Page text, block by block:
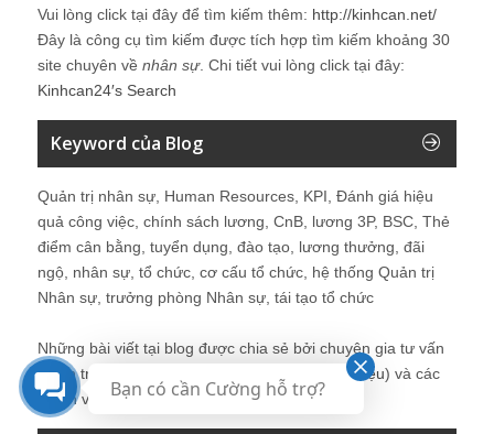
Vui lòng click tại đây để tìm kiếm thêm: http://kinhcan.net/
Đây là công cụ tìm kiếm được tích hợp tìm kiếm khoảng 30
site chuyên về nhân sự. Chi tiết vui lòng click tại đây:
Kinhcan24′s Search
Keyword của Blog
Quản trị nhân sự, Human Resources, KPI, Đánh giá hiệu
quả công việc, chính sách lương, CnB, lương 3P, BSC, Thẻ
điểm cân bằng, tuyển dụng, đào tạo, lương thưởng, đãi
ngộ, nhân sự, tổ chức, cơ cấu tổ chức, hệ thống Quản trị
Nhân sự, trưởng phòng Nhân sự, tái tạo tổ chức
Những bài viết tại blog được chia sẻ bởi chuyên gia tư vấn
Quản trị Nhân sự Nguyễn Hùng Cường (
giới thiệu) và các
thành viên khác trong cộng đồng Nhân sự.
Bạn có cần Cường hỗ trợ?